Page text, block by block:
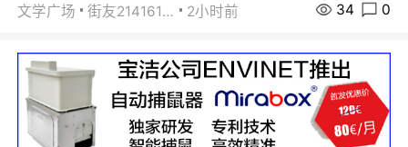
文学广场 街友21416156 2小时前 34 0